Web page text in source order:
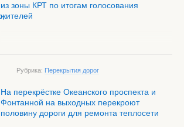
из зоны КРТ по итогам голосования
жителей
Рубрика: Перекрытия дорог
На перекрёстке Океанского проспекта и
Фонтанной на выходных перекроют
половину дороги для ремонта теплосети